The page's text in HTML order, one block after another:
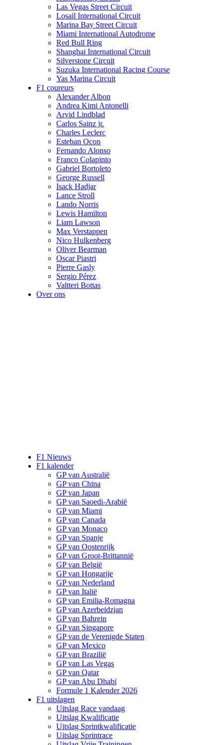
Las Vegas Street Circuit
Losail International Circuit
Marina Bay Street Circuit
Miami International Autodrome
Red Bull Ring
Shanghai International Circuit
Silverstone Circuit
Suzuka International Racing Course
Yas Marina Circuit
F1 coureurs
Alexander Albon
Andrea Kimi Antonelli
Arvid Lindblad
Carlos Sainz jr.
Charles Leclerc
Esteban Ocon
Fernando Alonso
Franco Colapinto
Gabriel Bortoleto
George Russell
Isack Hadjar
Lance Stroll
Lando Norris
Lewis Hamilton
Liam Lawson
Max Verstappen
Nico Hulkenberg
Oliver Bearman
Oscar Piastri
Pierre Gasly
Sergio Pérez
Valtteri Bottas
Over ons
F1 Nieuws
F1 kalender
GP van Australië
GP van China
GP van Japan
GP van Saoedi-Arabië
GP van Miami
GP van Canada
GP van Monaco
GP van Spanje
GP van Oostenrijk
GP van Groot-Brittannië
GP van België
GP van Hongarije
GP van Nederland
GP van Italië
GP van Emilia-Romagna
GP van Azerbeidzjan
GP van Bahrein
GP van Singapore
GP van de Verenigde Staten
GP van Mexico
GP van Brazilië
GP van Las Vegas
GP van Qatar
GP van Abu Dhabi
Formule 1 Kalender 2026
F1 uitslagen
Uitslag Race vandaag
Uitslag Kwalificatie
Uitslag Sprintkwalificatie
Uitslag Sprintrace